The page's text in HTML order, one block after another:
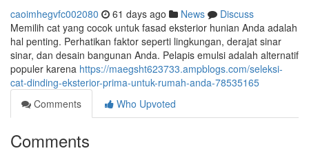
caoimhegvfc002080 61 days ago News
Discuss
Memilih cat yang cocok untuk fasad eksterior hunian Anda adalah
hal penting. Perhatikan faktor seperti lingkungan, derajat sinar
sinar, dan desain bangunan Anda. Pelapis emulsi adalah alternatif
populer karena https://maegsht623733.ampblogs.com/seleksi-
cat-dinding-eksterior-prima-untuk-rumah-anda-78535165
Comments
Who Upvoted
Comments